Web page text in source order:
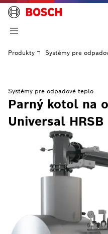
Produkty Systémy pre
Systémy pre odpadové teplo
Parný kotol na
Universal HRSB